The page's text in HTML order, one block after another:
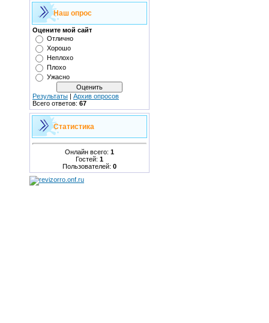
Наш опрос
Оцените мой сайт
Отлично
Хорошо
Неплохо
Плохо
Ужасно
Результаты | Архив опросов
Всего ответов: 67
Статистика
Онлайн всего: 1
Гостей: 1
Пользователей: 0